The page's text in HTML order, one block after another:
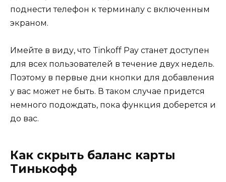
поднести телефон к терминалу с включенным
экраном.
Имейте в виду, что Tinkoff Pay станет доступен
для всех пользователей в течение двух недель.
Поэтому в первые дни кнопки для добавления
у вас может не быть. В таком случае придется
немного подождать, пока функция доберется и
до вас.
Как скрыть баланс карты
Тинькофф